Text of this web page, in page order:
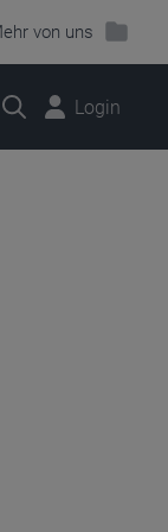
von uns
Suche Login